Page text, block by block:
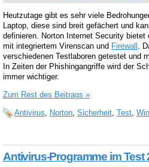
Heutzutage gibt es sehr viele
Laptop, diese sind breit gefächert und
definieren. Norton Internet Security
mit integriertem Virenscan und Firewall .
verschiedenen Testlaboren getestet und
In Zeiten der Phishingangriffe wird der
immer wichtiger.
Zum Rest des Beitrags »
Antivirus
Norton Sicherheit Test
Antivirus-Programme im Test